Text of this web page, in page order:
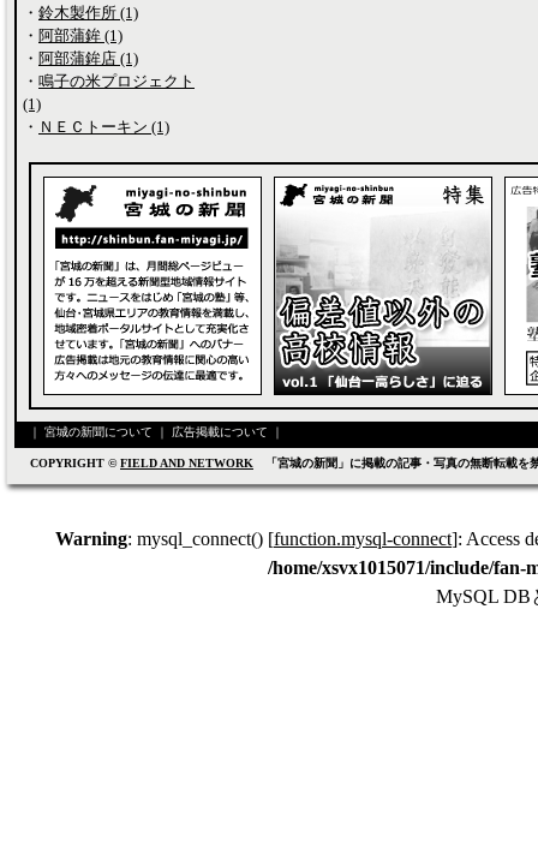
・ 鈴木製作所 (1)
・ 阿部蒲鉾 (1)
・ 阿部蒲鉾店 (1)
・ 鳴子の米プロジェクト
(1)
・ ＮＥＣトーキン (1)
｜ 宮城の新聞について ｜ 広告掲載について ｜
COPYRIGHT ©FIELD AND NETWORK 「宮城の新聞」に掲載の記事・写真の無断転載
Warning: mysql_connect() [function.mysql-connect]: Access
/home/xsvx1015071/include/
MySQL DB